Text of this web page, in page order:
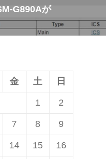
G890Aが
金 土 日
1 2
7 8 9
14 15 16